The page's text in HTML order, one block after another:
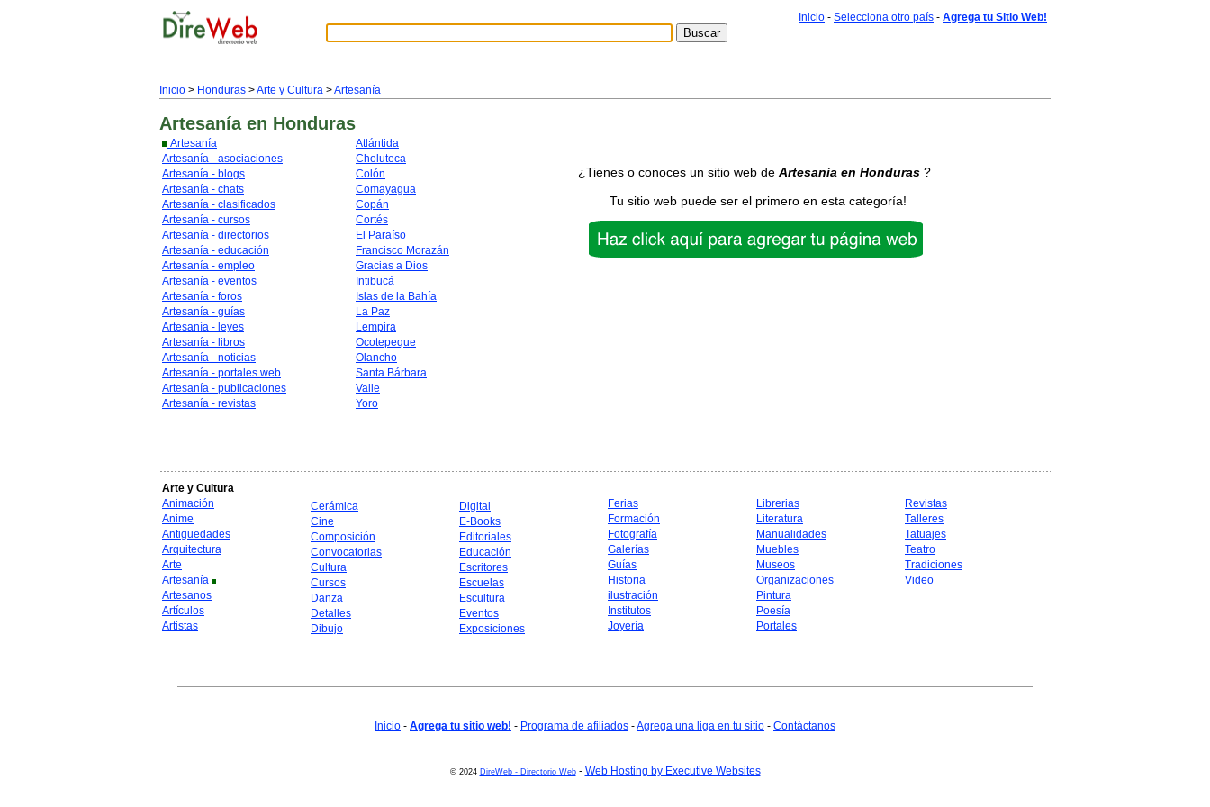
Inicio - Selecciona otro país - Agrega tu Sitio Web!
Inicio > Honduras >Arte y Cultura >Artesanía
Artesanía en Honduras
Artesanía
Artesanía - asociaciones
Artesanía - blogs
Artesanía - chats
Artesanía - clasificados
Artesanía - cursos
Artesanía - directorios
Artesanía - educación
Artesanía - empleo
Artesanía - eventos
Artesanía - foros
Artesanía - guías
Artesanía - leyes
Artesanía - libros
Artesanía - noticias
Artesanía - portales web
Artesanía - publicaciones
Artesanía - revistas
Atlántida
Choluteca
Colón
Comayagua
Copán
Cortés
El Paraíso
Francisco Morazán
Gracias a Dios
Intibucá
Islas de la Bahía
La Paz
Lempira
Ocotepeque
Olancho
Santa Bárbara
Valle
Yoro
¿Tienes o conoces un sitio web de Artesanía en Honduras?
Tu sitio web puede ser el primero en esta categoría!
Arte y Cultura
Animación
Anime
Antiguedades
Arquitectura
Arte
Artesanía
Artesanos
Artículos
Artistas
Cerámica
Cine
Composición
Convocatorias
Cultura
Cursos
Danza
Detalles
Dibujo
Digital
E-Books
Editoriales
Educación
Escritores
Escuelas
Escultura
Eventos
Exposiciones
Ferias
Formación
Fotografía
Galerías
Guías
Historia
ilustración
Institutos
Joyería
Librerias
Literatura
Manualidades
Muebles
Museos
Organizaciones
Pintura
Poesía
Portales
Revistas
Talleres
Tatuajes
Teatro
Tradiciones
Video
Inicio - Agrega tu sitio web! - Programa de afiliados -Agrega una liga en tu sitio - Contáctanos
© 2024 DireWeb - Directorio Web- Web Hosting by Executive Websites